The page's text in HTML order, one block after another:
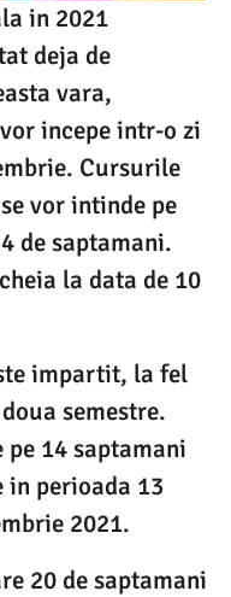
in 2021
deja de
vara,
incepe intr-o zi
Cursurile
vor intinde pe
de saptamani.
la data de 10
impartit, la fel
semestre.
14 saptamani
in perioada 13
2021.
20 de saptamani